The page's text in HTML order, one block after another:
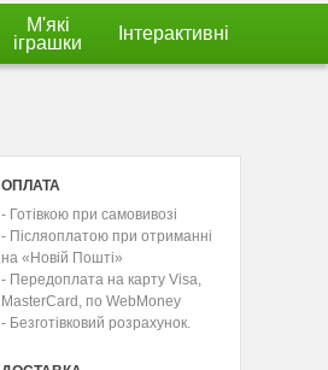
М'які
іграшки
Інтерактивні
ОПЛАТА
- Готівкою при самовивозі
- Післяоплатою при отриманні
на «Новій Пошті»
- Передоплата на карту Visa,
MasterCard, по WebMoney
- Безготівковий розрахунок.